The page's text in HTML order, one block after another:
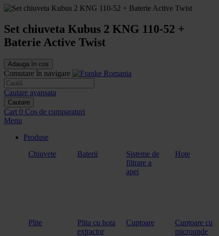
Set chiuveta Kubus 2 KNG 110-52 +
Baterie Active Twist
Adauga în cos
Comutare în navigare
Cautare avansata
Cautare
Cart 0 Cos de cumparaturi
Menu
Produse
Chiuvete
Baterii
Sisteme de
filtrare a
apei
Hote
Plite
Plita cu hota
extractor
Cuptoare
Cuptoare cu
microunde